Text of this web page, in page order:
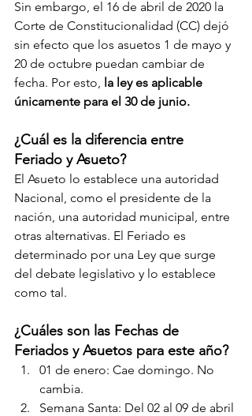
Sin embargo, el 16 de abril de 2020 la
Corte de Constitucionalidad (CC) dejó
sin efecto que los asuetos 1 de mayo y
20 de octubre puedan cambiar de
fecha. Por esto, la ley es aplicable
únicamente para el 30 de junio.
¿Cuál es la diferencia entre
Feriado y Asueto?
El Asueto lo establece una autoridad
Nacional, como el presidente de la
nación, una autoridad municipal, entre
otras alternativas. El Feriado es
determinado por una Ley que surge
del debate legislativo y lo establece
como tal.
¿Cuáles son las Fechas de
Feriados y Asuetos para este año?
01 de enero: Cae domingo. No
cambia.
Semana Santa: Del 02 al 09 de abril